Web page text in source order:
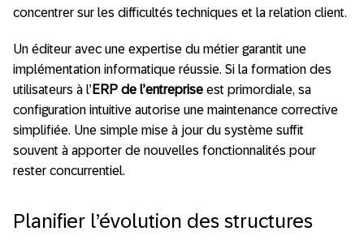
concentrer sur les difficultés techniques et la relation client.
Un éditeur avec une expertise du métier garantit une
implémentation informatique réussie. Si la formation des
utilisateurs à l’ ERP de l’entreprise est primordiale, sa
configuration intuitive autorise une maintenance corrective
simplifiée. Une simple mise à jour du système suffit
souvent à apporter de nouvelles fonctionnalités pour
rester concurrentiel.
Planifier l’évolution des structures